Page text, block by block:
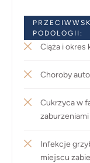
PODOLOGII:
Ciąża i okres
Choroby
Cukrzyca w
Infekcje
miejscu